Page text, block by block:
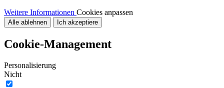
Weitere Informationen Cookies anpassen
Alle ablehnen Ich akzeptiere
Cookie-Management
Personalisierung
Nicht